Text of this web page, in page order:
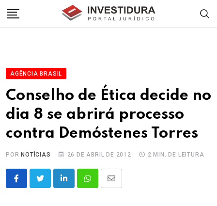
AGÊNCIA BRASIL
Conselho de Ética decide no
dia 8 se abrirá processo
contra Demóstenes Torres
POR NOTÍCIAS 26 DE ABRIL DE 2012 2 MIN. DE LEITURA
LinkedInWhatsappShare